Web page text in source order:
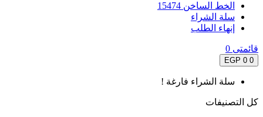
الخط الساخن 15474
سلة الشراء
إنهاء الطلب
قائمتى 0
0
0 EGP
سلة الشراء فارغة !
كل التصنيفات